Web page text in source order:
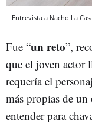
Entrevista a Nacho La
Fue “un reto”,
que el joven actor
requería el
más propias de
entender para